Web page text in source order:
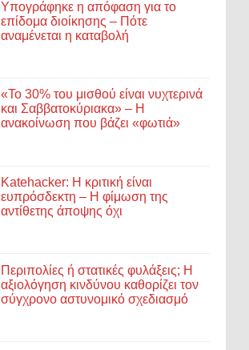
Υπογράφηκε η απόφαση για το
επίδομα διοίκησης – Πότε
αναμένεται η καταβολή
«Το 30% του μισθού είναι νυχτερινά
και Σαββατοκύριακα» – Η
ανακοίνωση που βάζει «φωτιά»
Katehacker: Η κριτική είναι
ευπρόσδεκτη – Η φίμωση της
αντίθετης άποψης όχι
Περιπολίες ή στατικές φυλάξεις; Η
αξιολόγηση κινδύνου καθορίζει τον
σύγχρονο αστυνομικό σχεδιασμό